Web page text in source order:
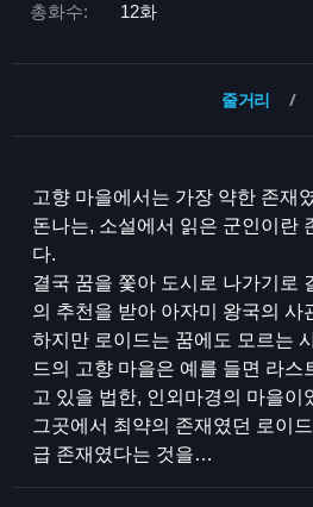
총화수: 12화
줄거리
고향 마을에서는 가장 약한 존재
돈나는, 소설에서 읽은 군인이란
다.
결국 꿈을 쫓아 도시로 나가기로
의 추천을 받아 아자미 왕국의 사
하지만 로이드는 꿈에도 모르는
드의 고향 마을은 예를 들면 라스
고 있을 법한, 인외마경의 마을이
그곳에서 최약의 존재였던 로이
급 존재였다는 것을…